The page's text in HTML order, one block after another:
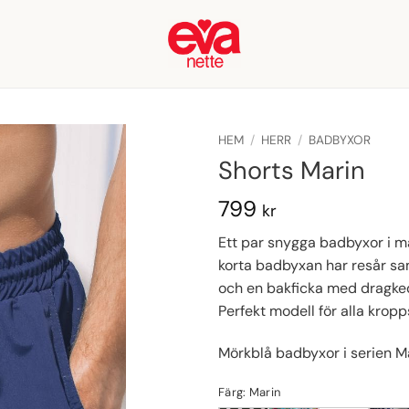
HEM / HERR / BADBYXOR
Shorts Marin
799 kr
Ett par snygga badbyxor i
korta badbyxan har resår
och en bakficka med
Perfekt modell för alla
Mörkblå badbyxor i serien
Färg: Marin